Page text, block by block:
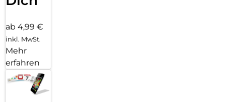
ab 4,99 €
inkl. MwSt.
Mehr
erfahren